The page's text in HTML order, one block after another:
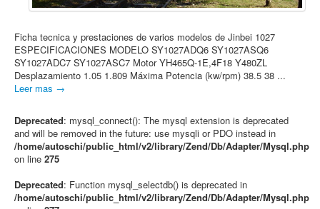
Ficha tecnica y prestaciones de varios modelos de Jinbei 1027
ESPECIFICACIONES MODELO SY1027ADQ6 SY1027ASQ6
SY1027ADC7 SY1027ASC7 Motor YH465Q-1E,4F18 Y480ZL
Desplazamiento 1.05 1.809 Máxima Potencia (kw/rpm) 38.5 38 ...
Leer mas →
Deprecated: mysql_connect(): The mysql extension is deprecated
and will be removed in the future: use mysqli or PDO instead in
/home/autoschi/public_html/v2/library/Zend/Db/Adapter/Mysql.php
on line 275
Deprecated: Function mysql_selectdb() is deprecated in
/home/autoschi/public_html/v2/library/Zend/Db/Adapter/Mysql.php